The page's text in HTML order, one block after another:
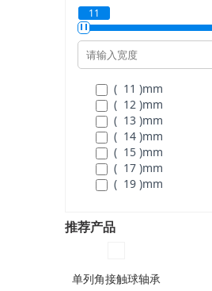
( 130 )mm
( 140 )mm
( 150 )
( 160 )mm
( 110 )mm
( 120 )mm
( 130 )
( 140 )mm
( 150 )mm
( 160 )mm
( 170 )mm
( 180 )mm
( 190 )mm
( 200 )mm
( 215 )mm
( 260 )
( 320 )mm
11
( 11 )mm
( 12 )mm
( 13 )mm
( 14 )mm
( 15 )mm
( 17 )mm
( 19 )mm
( 25 )
( 31 )mm
推荐产品
单列角接触球轴承